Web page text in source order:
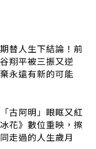
替人生下結論！前
翔平被三振又逆
永遠有新的可能
古阿明」眼眶又紅
花》數位重映，擦
走過的人生歲月